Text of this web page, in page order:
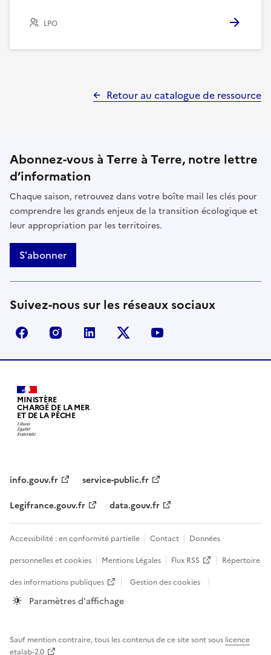
LPO
Retour au catalogue de ressource
Abonnez-vous à Terre à Terre, notre lettre
d’information
Chaque saison, retrouvez dans votre boîte mail les clés pour
comprendre les grands enjeux de la transition écologique et
leur appropriation par les territoires.
S'abonner
Suivez-nous sur les réseaux sociaux
facebook - Ministère de la Transition écologique,
instagram - Ministère de la Transition
linkedin - Ministère de la
x (anciennement twitter) -
MINISTÈRE
CHARGÉ DE LA MER
ET DE LA PÊCHE
info.gouv.fr
service-public.fr
Legifrance.gouv.fr
data.gouv.fr
Accessibilité : en conformité partielle Contact
Données
personnelles et cookies
Mentions Légales Flux RSS
Répertoire
des informations publiques
Gestion des cookies
Paramètres d'affichage
Sauf mention contraire, tous les contenus de ce site sont sous licence
etalab-2.0